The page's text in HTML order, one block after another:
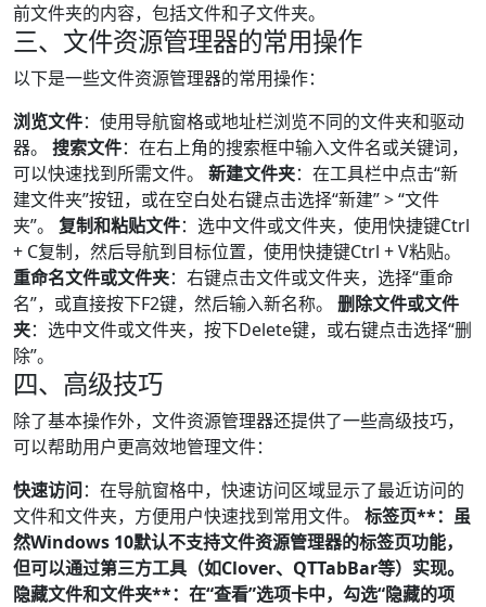
前文件夹的内容，包括文件和子文件夹。
三、文件资源管理器的常用操作
以下是一些文件资源管理器的常用操作：
浏览文件：使用导航窗格或地址栏浏览不同的文件夹和驱动
器。 搜索文件：在右上角的搜索框中输入文件名或关键词，
可以快速找到所需文件。 新建文件夹：在工具栏中点击“新
建文件夹”按钮，或在空白处右键点击选择“新建” > “文件
夹”。 复制和粘贴文件：选中文件或文件夹，使用快捷键Ctrl
+ C复制，然后导航到目标位置，使用快捷键Ctrl + V粘贴。
重命名文件或文件夹：右键点击文件或文件夹，选择“重命
名”，或直接按下F2键，然后输入新名称。 删除文件或文件
夹：选中文件或文件夹，按下Delete键，或右键点击选择“删
除”。
四、高级技巧
除了基本操作外，文件资源管理器还提供了一些高级技巧，
可以帮助用户更高效地管理文件：
快速访问：在导航窗格中，快速访问区域显示了最近访问的
文件和文件夹，方便用户快速找到常用文件。 标签页**：虽
然Windows 10默认不支持文件资源管理器的标签页功能，
但可以通过第三方工具（如Clover、QTTabBar等）实现。
隐藏文件和文件夹**：在“查看”选项卡中，勾选“隐藏的项